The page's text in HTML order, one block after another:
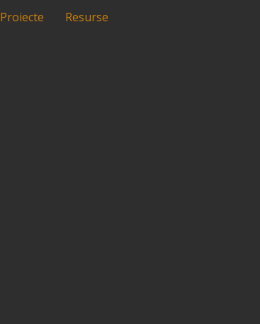
Proiecte Resurse